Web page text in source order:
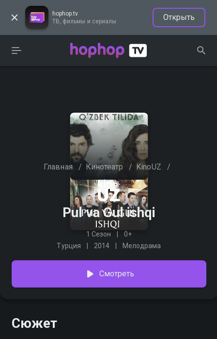
hophop.tv
ТВ, фильмы и сериалы
Открыть
Главная / Кинотеатр / KinoUZ /
Pul va Gul ishqi
1 Сезон
0+
Турция
2014 Мелодрама
Смотреть
Сюжет